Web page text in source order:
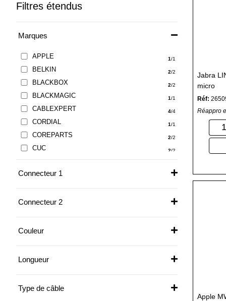
Filtres étendus
Marques
APPLE 1/1
BELKIN 2/2
BLACKBOX 2/2
BLACKMAGIC 1/1
CABLEXPERT 4/4
CORDIAL 1/1
COREPARTS 2/2
CUC 2/2
CUC Exertis Connect
DACOMEX /1
DIVERS 2/2
HP /1
5/5
LINDY /6
/4
MICROCONNECT
ROLAND
Connecteur 1
Connecteur 2
Couleur
Longueur
Type de câble
Jabra
micro
Réf:
Réappro
Apple